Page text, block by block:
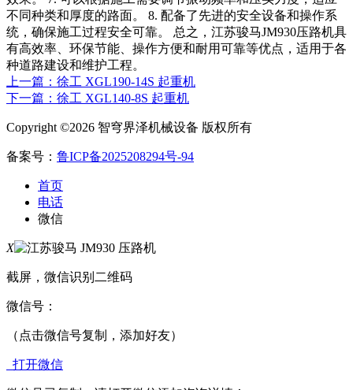
不同种类和厚度的路面。 8. 配备了先进的安全设备和操作系
统，确保施工过程安全可靠。 总之，江苏骏马JM930压路机具
有高效率、环保节能、操作方便和耐用可靠等优点，适用于各
种道路建设和维护工程。
上一篇：徐工 XGL190-14S 起重机
下一篇：徐工 XGL140-8S 起重机
Copyright ©2026 智穹界泽机械设备 版权所有
备案号： 鲁ICP备2025208294号-94
首页
电话
微信
X
截屏，微信识别二维码
微信号：
（点击微信号复制，添加好友）
打开微信